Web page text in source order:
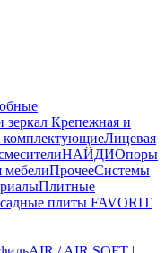
зеркал Крепежная и
Лицевая
НАЙДИОпоры
мебелиПрочееСистемы
Плитные
плиты FAVORIT